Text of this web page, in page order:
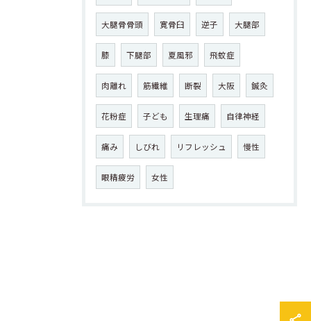
大腿骨骨頭 寛骨臼 逆子 大腿部
膝 下腿部 夏風邪 飛蚊症
肉離れ 筋繊維 断裂 大阪 鍼灸
花粉症 子ども 生理痛 自律神経
痛み しびれ リフレッシュ 慢性
眼精疲労 女性